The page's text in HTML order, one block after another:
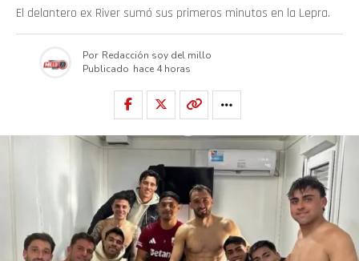
El delantero ex River sumó sus primeros minutos en la Lepra.
Por Redacción soy del millo
Publicado hace 4 horas